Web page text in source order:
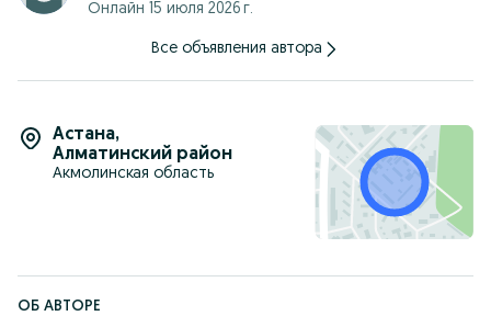
Онлайн 15 июля 2026 г.
Все объявления автора
Астана,
Алматинский район
Акмолинская область
ОБ АВТОРЕ